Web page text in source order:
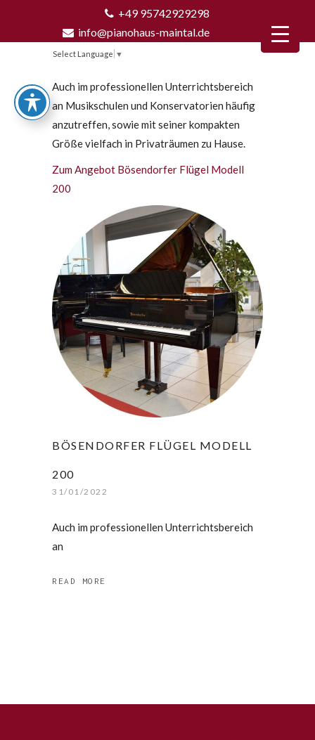
+49 95742929298
info@pianohaus-maintal.de
Select Language ▼
Auch im professionellen Unterrichtsbereich
an Musikschulen und Konservatorien häufig
anzutreffen, sowie mit seiner kompakten
Größe vielfach in Privaträumen zu Hause.
Zum Angebot Bösendorfer Flügel Modell
200
BÖSENDORFER FLÜGEL MODELL
200
31/01/2022
Auch im professionellen Unterrichtsbereich
an
READ MORE